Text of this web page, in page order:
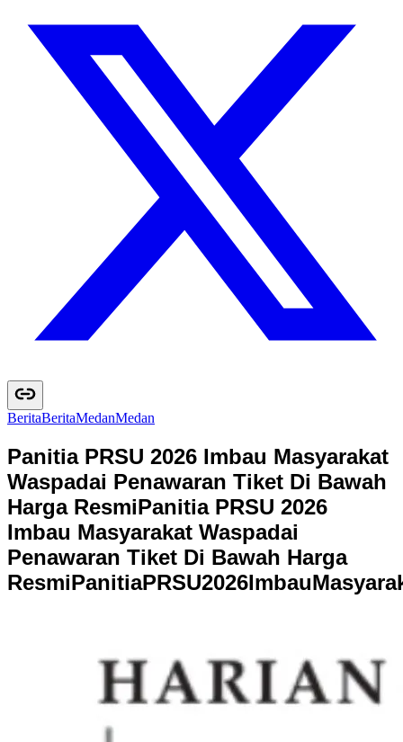
BeritaBeritaMedanMedan
Panitia PRSU 2026 Imbau Masyarakat
Waspadai Penawaran Tiket Di Bawah
Harga ResmiPanitia PRSU 2026
Imbau Masyarakat Waspadai
Penawaran Tiket Di Bawah Harga
ResmiPanitiaPRSU2026ImbauMasyara